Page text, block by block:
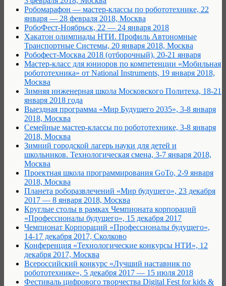
Робомарафон — мастер-классы по робототехнике, 22
января — 28 февраля 2018, Москва
РобоФест-Ноябрьск, 22 — 24 января 2018
Хакатон олимпиады НТИ. Профиль Автономные
Транспортные Системы, 20 января 2018, Москва
Робофест-Москва 2018 (отборочный), 20-21 января
Мастер-класс для юниоров по компетенции «Мобильная
робототехника» от National Instruments, 19 января 2018,
Москва
Зимняя инженерная школа Московского Политеха, 18-21
января 2018 года
Выездная программа «Мир Будущего 2035», 3-8 января
2018, Москва
Семейные мастер-классы по робототехнике, 3-8 января
2018, Москва
Зимний городской лагерь науки для детей и
школьников. Технологическая смена, 3-7 января 2018,
Москва
Проектная школа программирования GoTo, 2-9 января
2018, Москва
Планета роборазвлечений «Мир будущего», 23 декабря
2017 — 8 января 2018, Москва
Круглые столы в рамках Чемпионата корпораций
«Профессионалы будущего», 15 декабря 2017
Чемпионат Корпораций «Профессионалы будущего»,
14-17 декабря 2017, Сколково
Конференция «Технологические конкурсы НТИ», 12
декабря 2017, Москва
Всероссийский конкурс «Лучший наставник по
робототехнике», 5 декабря 2017 — 15 июля 2018
Фестиваль цифрового творчества Digital Fest for kids &